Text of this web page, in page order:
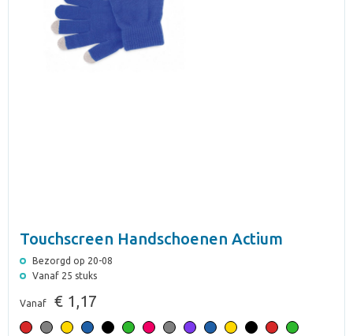
Touchscreen Handschoenen Actium
Bezorgd op 20-08
Vanaf 25 stuks
Vanaf € 1,17